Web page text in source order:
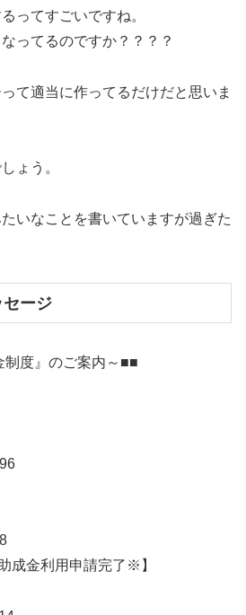
ってすごいですね。
ってるのですか？？？？
て適当に作ってるだけだと思いま
ょう。
いなことを書いていますが過ぎた
ージ
度』のご案内～■■
金利用申請完了※】